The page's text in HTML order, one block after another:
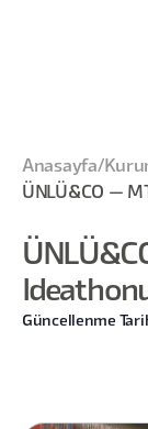
Anasayfa/
ÜNLÜ&CO —
Güncellenme